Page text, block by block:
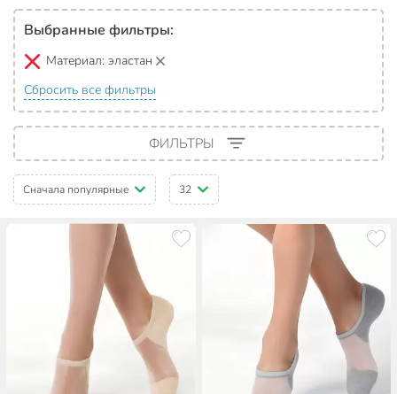
Выбранные фильтры:
Материал: эластан
Сбросить все фильтры
ФИЛЬТРЫ
Сначала популярные 32